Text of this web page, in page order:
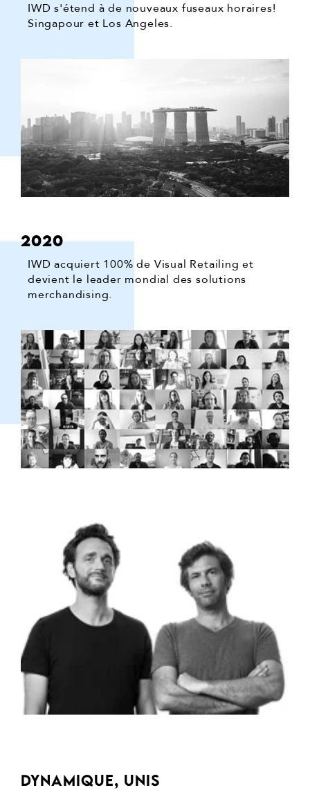
IWD s'étend à de nouveaux fuseaux horaires!
Singapour et Los Angeles.
2020
IWD acquiert 100% de Visual Retailing et
devient le leader mondial des solutions
merchandising.
DYNAMIQUE, UNIS